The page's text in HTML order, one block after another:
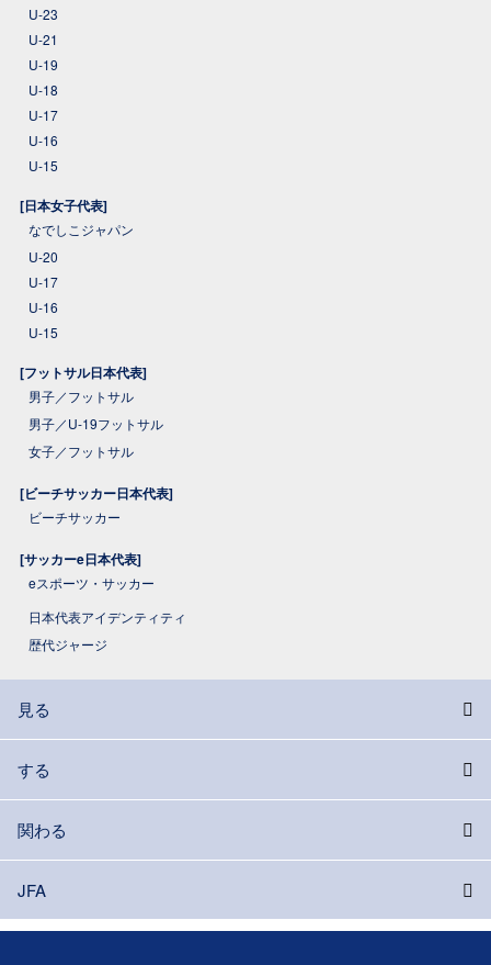
U-23
U-21
U-19
U-18
U-17
U-16
U-15
[日本女子代表]
なでしこジャパン
U-20
U-17
U-16
U-15
[フットサル日本代表]
男子／フットサル
男子／U-19フットサル
女子／フットサル
[ビーチサッカー日本代表]
ビーチサッカー
[サッカーe日本代表]
eスポーツ・サッカー
日本代表アイデンティティ
歴代ジャージ
見る
する
関わる
JFA